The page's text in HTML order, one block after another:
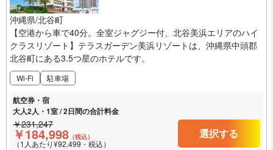
沖縄県/北谷町
【空港から車で40分。全室ジャグジー付、北谷美浜エリアのハイ
クラスリゾート】テラスガーデン美浜リゾートは、沖縄県中頭郡
北谷町にある3.5つ星のホテルです。
Wi-Fi 駐車場
航空券・宿
大人2人・1室 / 2日間の合計料金
￥231,247
￥184,998 （税込）
（1人あたり¥92,499・税込）
選択する